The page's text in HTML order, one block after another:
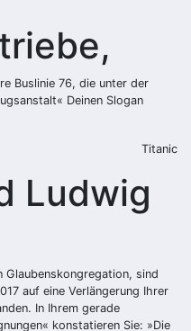
Buslinie 76, die unter der
Deinen Slogan
Titanic
Ludwig
sind
auf eine Verlängerung Ihrer
In Ihrem gerade
konstatieren Sie: »Die